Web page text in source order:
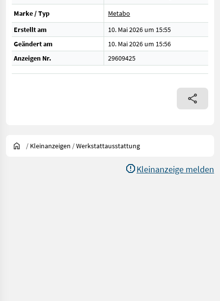
Marke / Typ
Metabo
Erstellt am
10. Mai 2026 um 15:55
Geändert am
10. Mai 2026 um 15:56
Anzeigen Nr.
29609425
/ Kleinanzeigen /Werkstattausstattung
Kleinanzeige melden